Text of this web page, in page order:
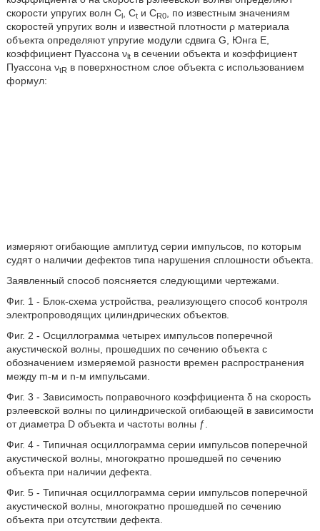
скорости упругих волн Cl, Ctи CR0, по известным значениям
скоростей упругих волн и известной плотности ρ материала
объекта определяют упругие модули сдвига G, Юнга Е,
коэффициент Пуассона νltв сечении объекта и коэффициент
Пуассона νtR в поверхностном слое объекта с использованием
формул:
измеряют огибающие амплитуд серии импульсов, по которым
судят о наличии дефектов типа нарушения сплошности объекта.
Заявленный способ поясняется следующими чертежами.
Фиг. 1 - Блок-схема устройства, реализующего способ контроля
электропроводящих цилиндрических объектов.
Фиг. 2 - Осциллограмма четырех импульсов поперечной
акустической волны, прошедших по сечению объекта с
обозначением измеряемой разности времен распространения
между m-м и n-м импульсами.
Фиг. 3 - Зависимость поправочного коэффициента δ на скорость
рэлеевской волны по цилиндрической огибающей в зависимости
от диаметра D объекта и частоты волны ƒ.
Фиг. 4 - Типичная осциллограмма серии импульсов поперечной
акустической волны, многократно прошедшей по сечению
объекта при наличии дефекта.
Фиг. 5 - Типичная осциллограмма серии импульсов поперечной
акустической волны, многократно прошедшей по сечению
объекта при отсутствии дефекта.